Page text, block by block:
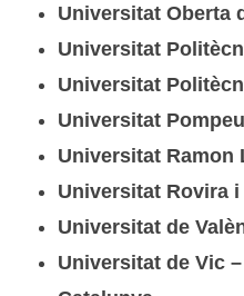
Universitat Oberta
Universitat
Universitat
Universitat
Universitat Ramon
Universitat Rovira
Universitat de
Universitat de Vic